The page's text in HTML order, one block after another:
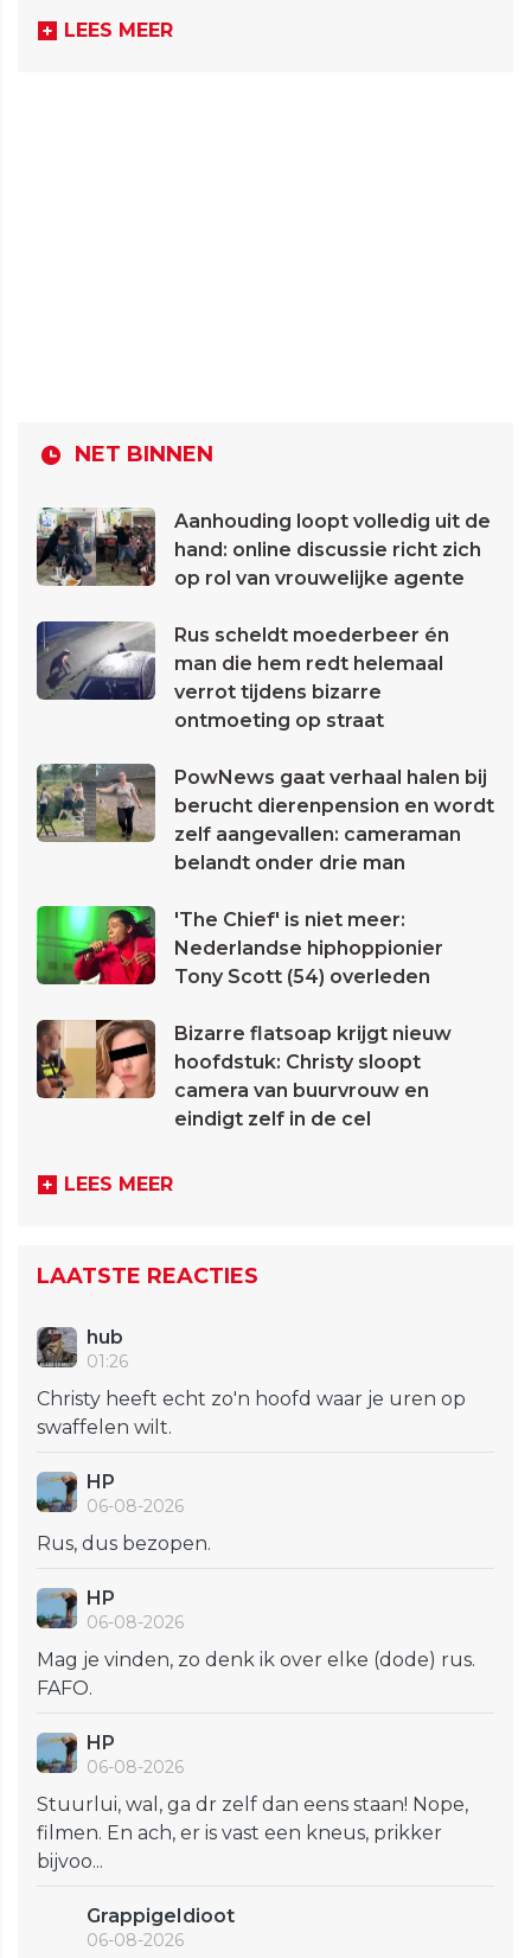
LEES MEER
NET BINNEN
Aanhouding loopt volledig uit de
hand: online discussie richt zich
op rol van vrouwelijke agente
Rus scheldt moederbeer én
man die hem redt helemaal
verrot tijdens bizarre
ontmoeting op straat
PowNews gaat verhaal halen bij
berucht dierenpension en wordt
zelf aangevallen: cameraman
belandt onder drie man
'The Chief' is niet meer:
Nederlandse hiphoppionier
Tony Scott (54) overleden
Bizarre flatsoap krijgt nieuw
hoofdstuk: Christy sloopt
camera van buurvrouw en
eindigt zelf in de cel
LEES MEER
LAATSTE REACTIES
hub
01:26
Christy heeft echt zo'n hoofd waar je uren op
swaffelen wilt.
HP
06-08-2026
Rus, dus bezopen.
HP
06-08-2026
Mag je vinden, zo denk ik over elke (dode) rus.
FAFO.
HP
06-08-2026
Stuurlui, wal, ga dr zelf dan eens staan! Nope,
filmen. En ach, er is vast een kneus, prikker
bijvoo...
GrappigeIdioot
06-08-2026